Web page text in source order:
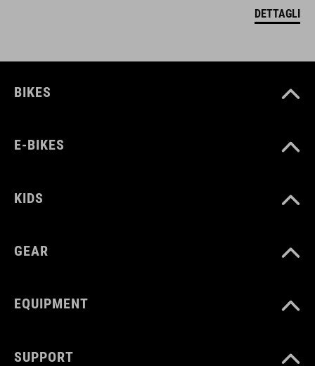
DETTAGLI
BIKES
E-BIKES
KIDS
GEAR
EQUIPMENT
SUPPORT